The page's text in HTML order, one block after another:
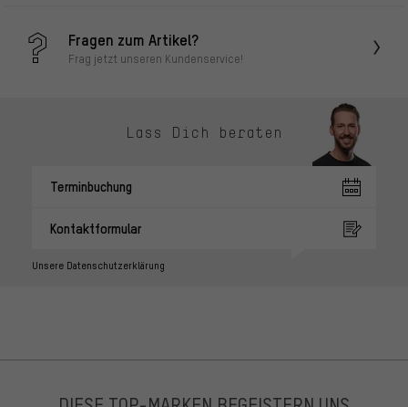
Fragen zum Artikel?
Frag jetzt unseren Kundenservice!
Lass Dich beraten
Terminbuchung
Kontaktformular
Unsere Datenschutzerklärung